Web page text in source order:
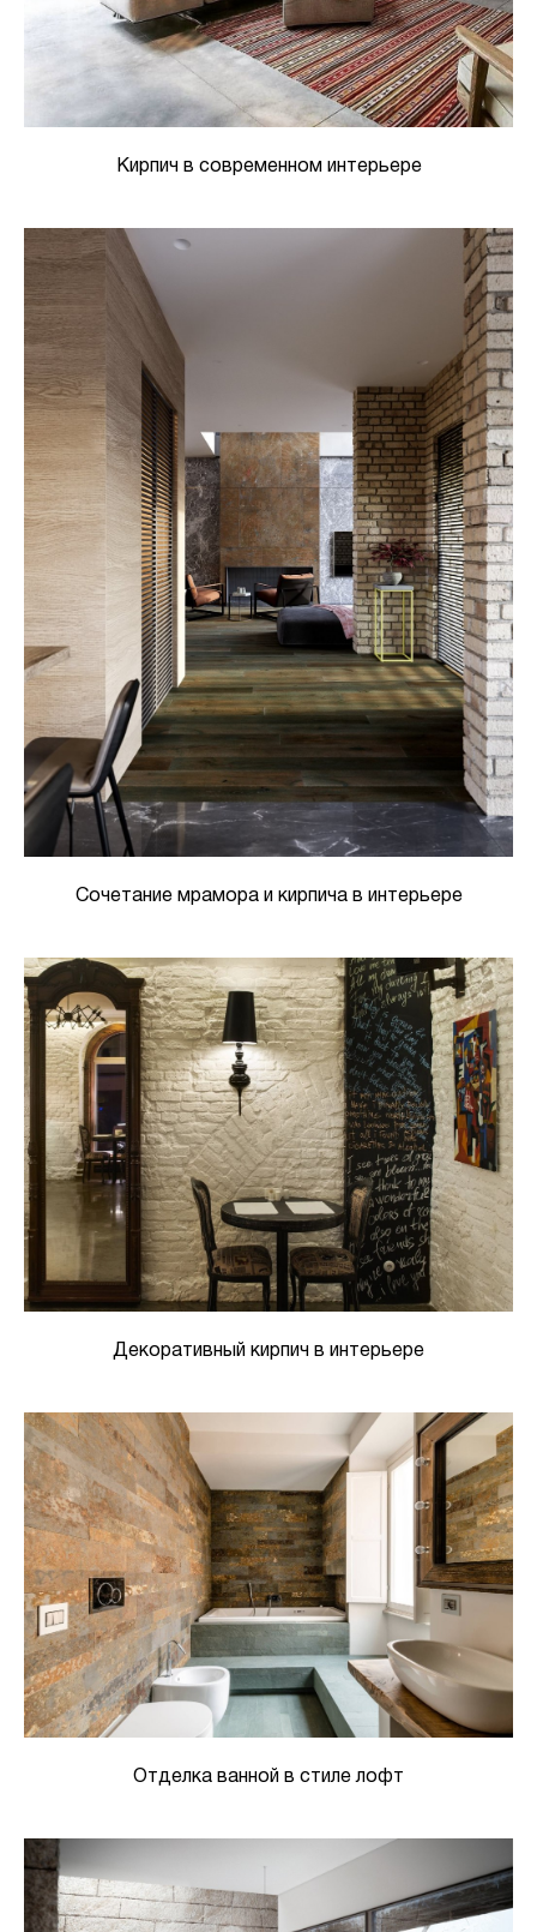
Кирпич в современном интерьере
Сочетание мрамора и кирпича в интерьере
Декоративный кирпич в интерьере
Отделка ванной в стиле лофт